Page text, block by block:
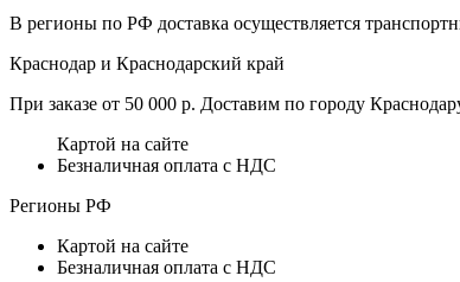
В регионы по РФ доставка осуществляется
Краснодар и Краснодарский край
При заказе от 50 000 р. Доставим по городу
Картой на сайте
Безналичная оплата с НДС
Регионы РФ
Картой на сайте
Безналичная оплата с НДС